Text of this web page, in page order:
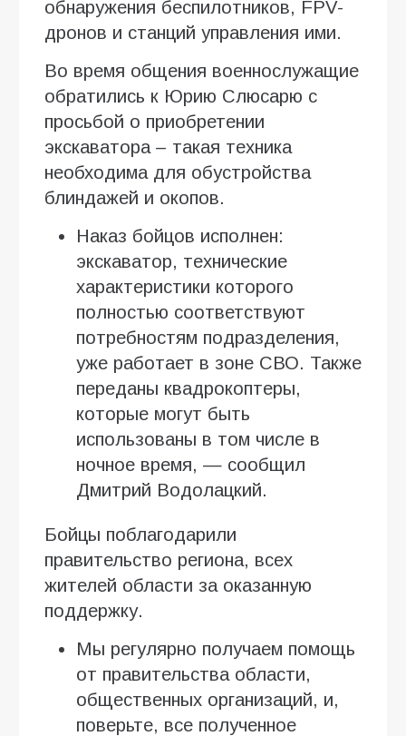
обнаружения беспилотников, FPV-
дронов и станций управления ими.
Во время общения военнослужащие
обратились к Юрию Слюсарю с
просьбой о приобретении
экскаватора – такая техника
необходима для обустройства
блиндажей и окопов.
Наказ бойцов исполнен:
экскаватор, технические
характеристики которого
полностью соответствуют
потребностям подразделения,
уже работает в зоне СВО. Также
переданы квадрокоптеры,
которые могут быть
использованы в том числе в
ночное время, — сообщил
Дмитрий Водолацкий.
Бойцы поблагодарили
правительство региона, всех
жителей области за оказанную
поддержку.
Мы регулярно получаем помощь
от правительства области,
общественных организаций, и,
поверьте, все полученное